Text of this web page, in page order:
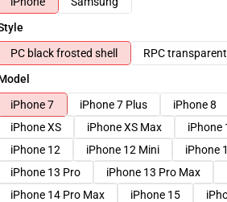
PC black frosted shell
RPC
iPhone 7
iPhone 7 Plus iPhone 8
iPhone XS
iPhone XS Max iPhone
iPhone 12
iPhone 12 Mini iPhone
iPhone 13 Pro
iPhone 13 Pro Max
iPhone 14 Pro Max
iPhone 15